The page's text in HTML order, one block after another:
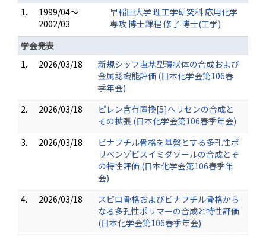
1.
1999/04～
2002/03
早稲田大学 理工学研究科 応用化学
専攻 博士課程 修了 博士(工学)
学会発表
1.
2026/03/18
新規シッフ塩基型環状体の合成および
金属認識能評価 (日本化学会第106春
季年会)
2.
2026/03/18
ピレン含有置換[5]ヘリセンの合成と
その拡張 (日本化学会第106春季年会)
3.
2026/03/18
ビナフチル骨格を基盤とする多孔性ポ
リベンゾビスイミダゾールの合成とそ
の特性評価 (日本化学会第106春季年
会)
4.
2026/03/18
スピロ骨格およびビナフチル骨格から
なる多孔性ポリマーの合成と特性評価
(日本化学会第106春季年会)